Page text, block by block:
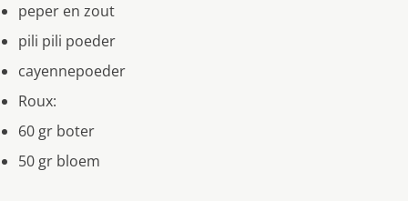
peper en zout
pili pili poeder
cayennepoeder
Roux:
60 gr boter
50 gr bloem